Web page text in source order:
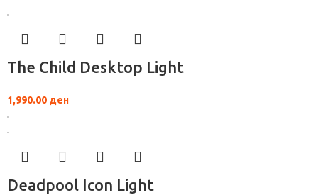
The Child Desktop Light
1,990.00 ден
Deadpool Icon Light